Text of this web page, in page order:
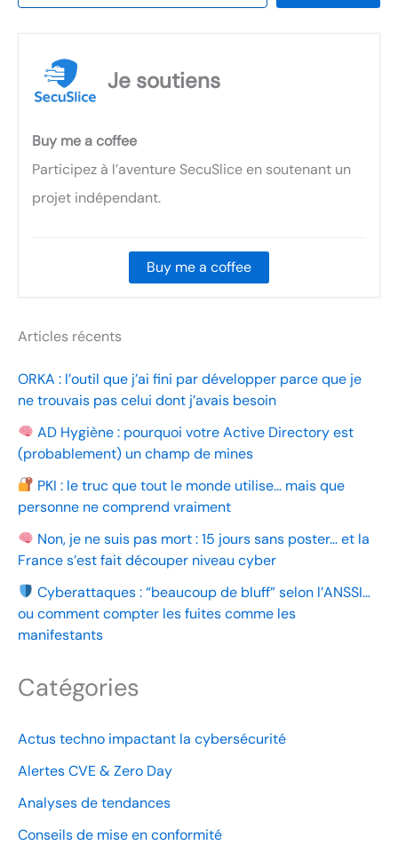
Je soutiens
Buy me a coffee
Participez à l’aventure SecuSlice en soutenant un
projet indépendant.
Buy me a coffee
Articles récents
ORKA : l’outil que j’ai fini par développer parce que je
ne trouvais pas celui dont j’avais besoin
AD Hygiène : pourquoi votre Active Directory est
(probablement) un champ de mines
PKI : le truc que tout le monde utilise… mais que
personne ne comprend vraiment
Non, je ne suis pas mort : 15 jours sans poster… et la
France s’est fait découper niveau cyber
Cyberattaques : “beaucoup de bluff” selon l’ANSSI…
ou comment compter les fuites comme les
manifestants
Catégories
Actus techno impactant la cybersécurité
Alertes CVE & Zero Day
Analyses de tendances
Conseils de mise en conformité